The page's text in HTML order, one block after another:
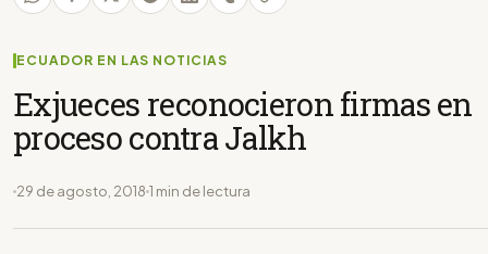
ECUADOR EN LAS NOTICIAS
Exjueces reconocieron firmas en
proceso contra Jalkh
29 de agosto, 2018 1 min de lectura